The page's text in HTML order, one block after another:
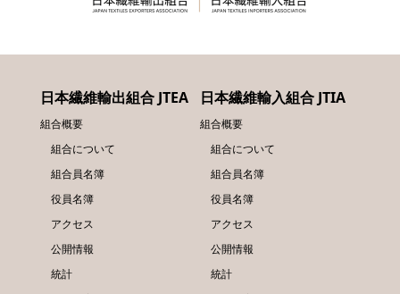
日本繊維輸出組合 JTEA
組合概要
組合について
組合員名簿
役員名簿
アクセス
公開情報
統計
日本繊維輸入組合 JTIA
組合概要
組合について
組合員名簿
役員名簿
アクセス
公開情報
統計